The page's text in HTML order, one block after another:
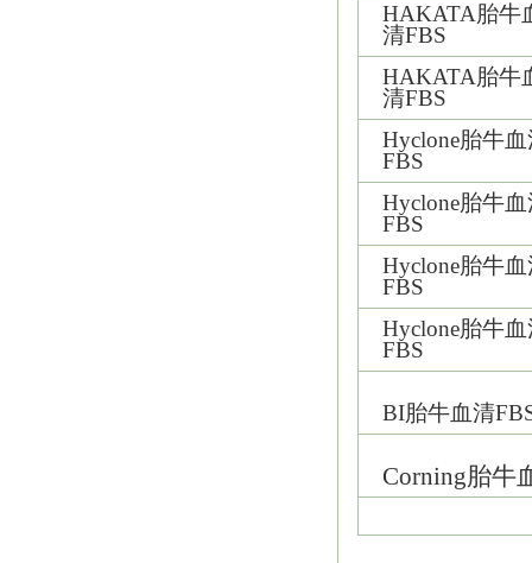
HAKATA胎牛
清FBS
HAKATA胎牛
清FBS
Hyclone胎牛
FBS
Hyclone胎牛
FBS
Hyclone胎牛
FBS
Hyclone胎牛
FBS
BI胎牛血清
Corning胎牛